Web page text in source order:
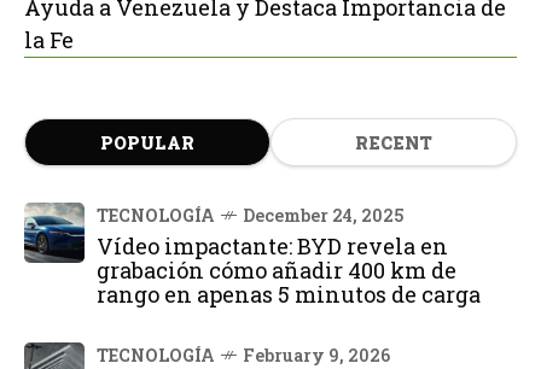
Ayuda a Venezuela y Destaca Importancia de
la Fe
POPULAR RECENT
TECNOLOGÍA December 24, 2025
Vídeo impactante: BYD revela en
grabación cómo añadir 400 km de
rango en apenas 5 minutos de carga
TECNOLOGÍA February 9, 2026